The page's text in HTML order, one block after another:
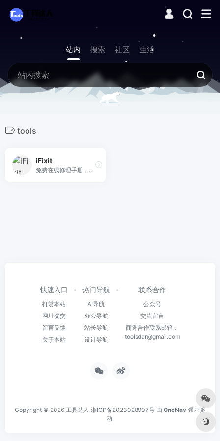
站内 搜索 社区 生活
tools
iFixit
免费在线修理手册，提供各类IT数码产品拆解维修技巧。
快速入口
打赏本站
网址提交
留言反馈
关于本站
热门导航
AI导航
办公导航
站长导航
设计导航
联系合作
公众号
交流留言
商务合作联系邮箱：
toolsdar@gmail.com
Copyright © 2026 工具达人 湘ICP备2023028907号 由 OneNav 强力驱
动